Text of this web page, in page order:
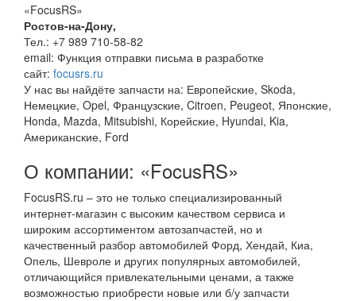
«FocusRS»
Ростов-на-Дону,
Тел.: +7 989 710-58-82
email: Функция отправки письма в разработке
сайт: focusrs.ru
У нас вы найдёте запчасти на: Европейские, Skoda,
Немецкие, Opel, Французские, Citroen, Peugeot, Японские,
Honda, Mazda, Mitsubishi, Корейские, Hyundai, Kia,
Американские, Ford
О компании: «FocusRS»
FocusRS.ru – это не только специализированный
интернет-магазин с высоким качеством сервиса и
широким ассортиментом автозапчастей, но и
качественный разбор автомобилей Форд, Хендай, Киа,
Опель, Шевроле и других популярных автомобилей,
отличающийся привлекательными ценами, а также
возможностью приобрести новые или б/у запчасти